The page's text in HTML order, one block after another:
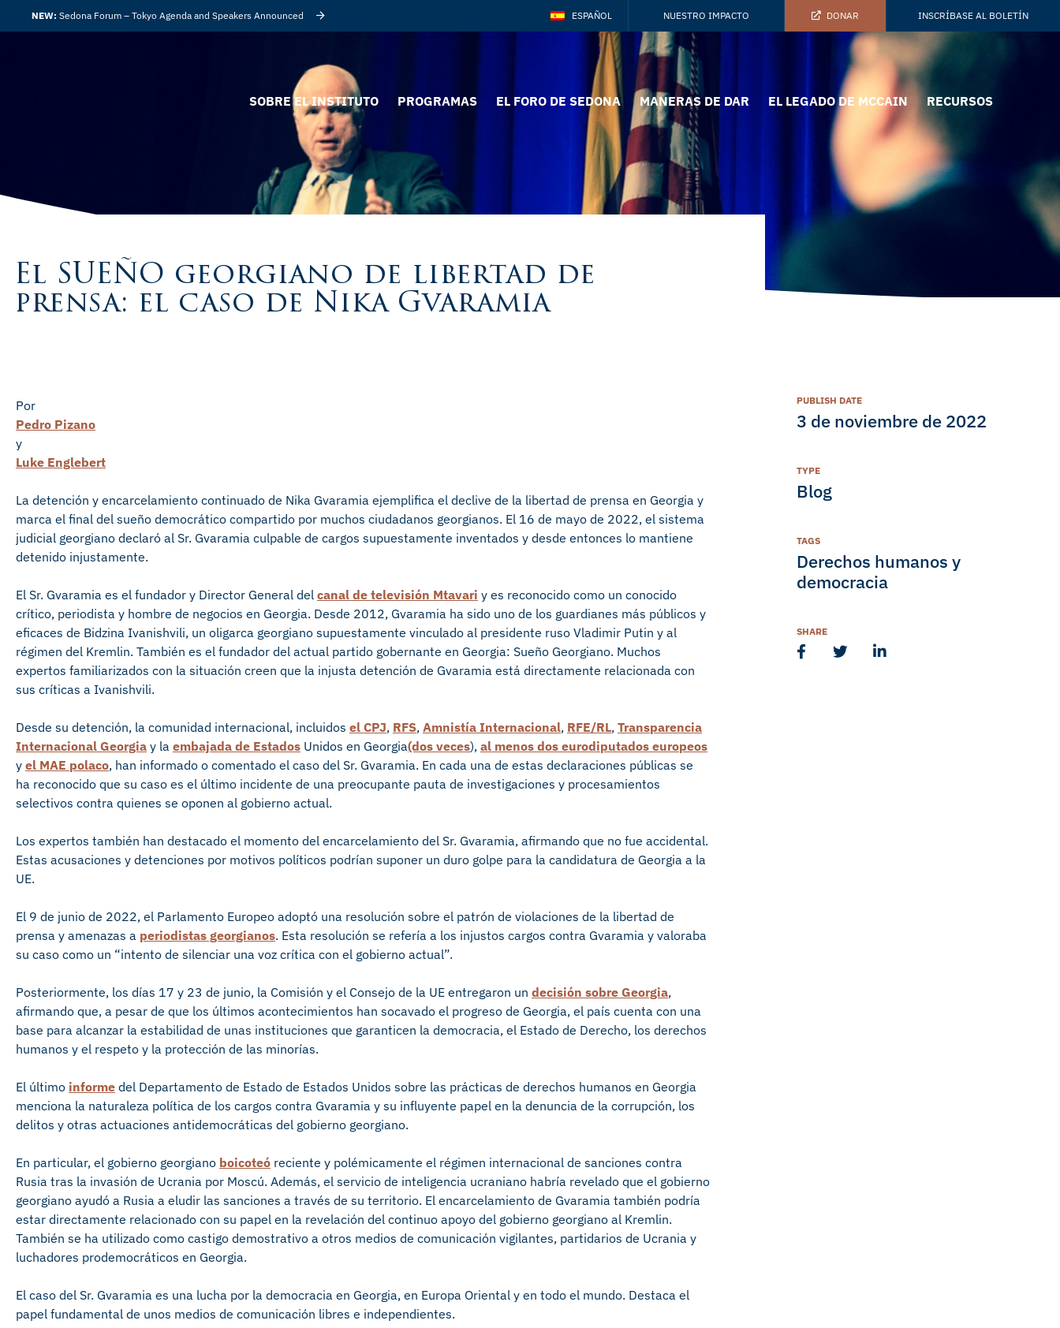
NEW: Sedona Forum – Tokyo Agenda and Speakers Announced ESPAÑOL NUESTRO IMPACTO DONAR INSCRÍBASE AL BOLETÍN
SOBRE EL INSTITUTO PROGRAMAS EL FORO DE SEDONA MANERAS DE DAR EL LEGADO DE MCCAIN RECURSOS
El SUEÑO georgiano de libertad de
prensa: el caso de Nika Gvaramia
Por
Pedro Pizano
y
Luke Englebert
La detención y encarcelamiento continuado de Nika Gvaramia ejemplifica el declive de la libertad de prensa en Georgia y
marca el final del sueño democrático compartido por muchos ciudadanos georgianos. El 16 de mayo de 2022, el sistema
judicial georgiano declaró al Sr. Gvaramia culpable de cargos supuestamente inventados y desde entonces lo mantiene
detenido injustamente.
El Sr. Gvaramia es el fundador y Director General del canal de televisión Mtavari y es reconocido como un conocido
crítico, periodista y hombre de negocios en Georgia. Desde 2012, Gvaramia ha sido uno de los guardianes más públicos y
eficaces de Bidzina Ivanishvili, un oligarca georgiano supuestamente vinculado al presidente ruso Vladimir Putin y al
régimen del Kremlin. También es el fundador del actual partido gobernante en Georgia: Sueño Georgiano. Muchos
expertos familiarizados con la situación creen que la injusta detención de Gvaramia está directamente relacionada con
sus críticas a Ivanishvili.
Desde su detención, la comunidad internacional, incluidos el CPJ, RFS, Amnistía Internacional, RFE/RL, Transparencia
Internacional Georgia y la embajada de Estados Unidos en Georgia(dos veces), al menos dos eurodiputados europeos
y el MAE polaco, han informado o comentado el caso del Sr. Gvaramia. En cada una de estas declaraciones públicas se
ha reconocido que su caso es el último incidente de una preocupante pauta de investigaciones y procesamientos
selectivos contra quienes se oponen al gobierno actual.
Los expertos también han destacado el momento del encarcelamiento del Sr. Gvaramia, afirmando que no fue accidental.
Estas acusaciones y detenciones por motivos políticos podrían suponer un duro golpe para la candidatura de Georgia a la
UE.
El 9 de junio de 2022, el Parlamento Europeo adoptó una resolución sobre el patrón de violaciones de la libertad de
prensa y amenazas a periodistas georgianos. Esta resolución se refería a los injustos cargos contra Gvaramia y valoraba
su caso como un “intento de silenciar una voz crítica con el gobierno actual”.
Posteriormente, los días 17 y 23 de junio, la Comisión y el Consejo de la UE entregaron un decisión sobre Georgia,
afirmando que, a pesar de que los últimos acontecimientos han socavado el progreso de Georgia, el país cuenta con una
base para alcanzar la estabilidad de unas instituciones que garanticen la democracia, el Estado de Derecho, los derechos
humanos y el respeto y la protección de las minorías.
El último informe del Departamento de Estado de Estados Unidos sobre las prácticas de derechos humanos en Georgia
menciona la naturaleza política de los cargos contra Gvaramia y su influyente papel en la denuncia de la corrupción, los
delitos y otras actuaciones antidemocráticas del gobierno georgiano.
En particular, el gobierno georgiano boicoteó reciente y polémicamente el régimen internacional de sanciones contra
Rusia tras la invasión de Ucrania por Moscú. Además, el servicio de inteligencia ucraniano habría revelado que el gobierno
georgiano ayudó a Rusia a eludir las sanciones a través de su territorio. El encarcelamiento de Gvaramia también podría
estar directamente relacionado con su papel en la revelación del continuo apoyo del gobierno georgiano al Kremlin.
También se ha utilizado como castigo demostrativo a otros medios de comunicación vigilantes, partidarios de Ucrania y
luchadores prodemocráticos en Georgia.
El caso del Sr. Gvaramia es una lucha por la democracia en Georgia, en Europa Oriental y en todo el mundo. Destaca el
papel fundamental de unos medios de comunicación libres e independientes.
PUBLISH DATE
3 de noviembre de 2022
TYPE
Blog
TAGS
Derechos humanos y
democracia
SHARE